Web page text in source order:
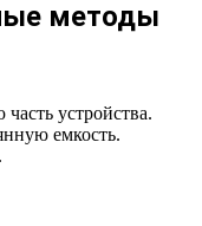
методы
устройства.
емкость.